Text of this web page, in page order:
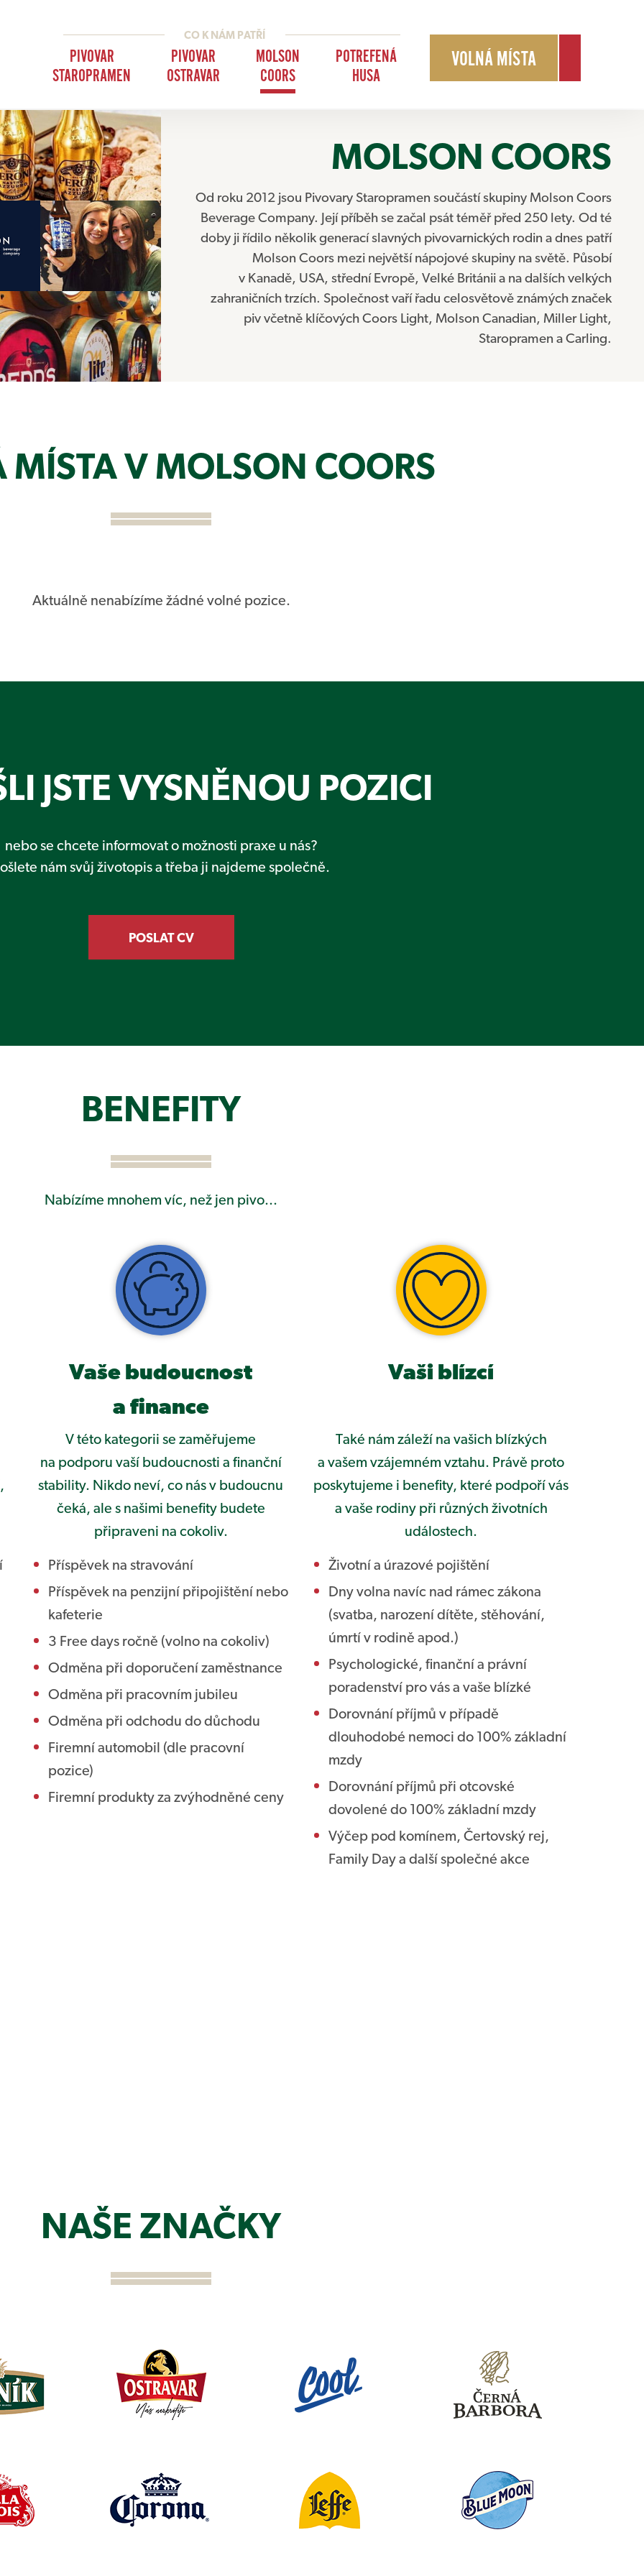
PIVOVAR
STAROPRAMEN
PIVOVAR
OSTRAVAR
MOLSON
COORS
POTREFENÁ
HUSA
VOLNÁ MÍSTA
MOLSON COORS
Od roku 2012 jsou Pivovary Staropramen součástí skupiny Molson Coors
Beverage Company. Její příběh se začal psát téměř před 250 lety. Od té
doby ji řídilo několik generací slavných pivovarnických rodin a dnes patří
Molson Coors mezi největší nápojové skupiny na světě. Působí
v Kanadě, USA, střední Evropě, Velké Británii a na dalších velkých
zahraničních trzích. Společnost vaří řadu celosvětově známých značek
piv včetně klíčových Coors Light, Molson Canadian, Miller Light,
Staropramen a Carling.
MÍSTA V MOLSON COORS
Aktuálně nenabízíme žádné volné pozice.
JSTE VYSNĚNOU POZICI
nebo se chcete informovat o možnosti praxe u nás?
nám svůj životopis a třeba ji najdeme společně.
POSLAT CV
BENEFITY
Nabízíme mnohem víc, než jen pivo...
Vaše budoucnost
a finance
V této kategorii se zaměřujeme
na podporu vaší budoucnosti a finanční
stability. Nikdo neví, co nás v budoucnu
čeká, ale s našimi benefity budete
připraveni na cokoliv.
Příspěvek na stravování
Příspěvek na penzijní připojištění nebo
kafeterie
3 Free days ročně (volno na cokoliv)
Odměna při doporučení zaměstnance
Odměna při pracovním jubileu
Odměna při odchodu do důchodu
Firemní automobil (dle pracovní
pozice)
Firemní produkty za zvýhodněné ceny
Vaši blízcí
Také nám záleží na vašich blízkých
a vašem vzájemném vztahu. Právě proto
poskytujeme i benefity, které podpoří vás
a vaše rodiny při různých životních
událostech.
Životní a úrazové pojištění
Dny volna navíc nad rámec zákona
(svatba, narození dítěte, stěhování,
úmrtí v rodině apod.)
Psychologické, finanční a právní
poradenství pro vás a vaše blízké
Dorovnání příjmů v případě
dlouhodobé nemoci do 100% základní
mzdy
Dorovnání příjmů při otcovské
dovolené do 100% základní mzdy
Výčep pod komínem, Čertovský rej,
Family Day a další společné akce
NAŠE ZNAČKY